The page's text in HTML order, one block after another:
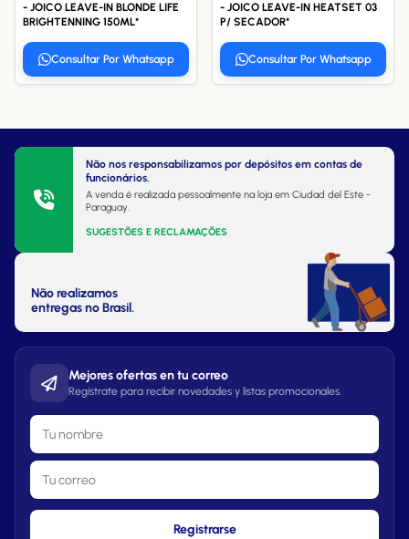
- JOICO LEAVE-IN BLONDE LIFE
BRIGHTENNING 150ML*
Consultar Por Whatsapp
- JOICO LEAVE-IN HEATSET 03
P/ SECADOR*
Consultar Por Whatsapp
Não nos responsabilizamos por depósitos em contas de
funcionários.
A venda é realizada pessoalmente na loja em Ciudad del Este -
Paraguay.
SUGESTÕES E RECLAMAÇÕES
Não realizamos
entregas no Brasil.
Mejores ofertas en tu correo
Regístrate para recibir novedades y listas promocionales.
Registrarse